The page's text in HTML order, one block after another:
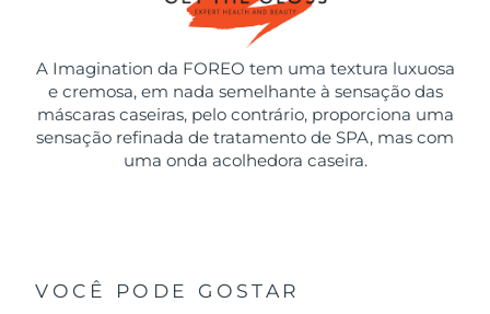
A Imagination da FOREO tem uma textura luxuosa
e cremosa, em nada semelhante à sensação das
máscaras caseiras, pelo contrário, proporciona uma
sensação refinada de tratamento de SPA, mas com
uma onda acolhedora caseira.
VOCÊ PODE GOSTAR